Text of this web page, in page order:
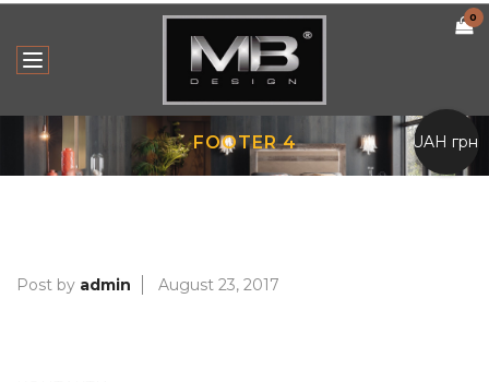
0
FOOTER 4
Post by admin August 23, 2017
UAH грн.